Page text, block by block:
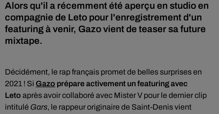
Alors qu'il a récemment été aperçu en studio en
compagnie de Leto pour l'enregistrement d'un
featuring à venir, Gazo vient de teaser sa future
mixtape.
Décidément, le rap français promet de belles surprises en
2021 ! Si Gazo prépare activement un featuring avec
Leto aprèsavoir collaboré avec Mister V pour le dernier clip
intitulé Gars, le rappeur originaire de Saint-Denis vient